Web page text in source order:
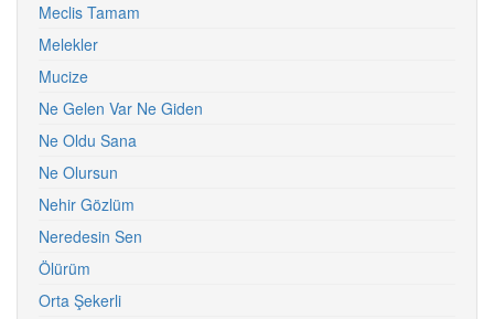
Meclis Tamam
Melekler
Mucize
Ne Gelen Var Ne Giden
Ne Oldu Sana
Ne Olursun
Nehir Gözlüm
Neredesin Sen
Ölürüm
Orta Şekerli